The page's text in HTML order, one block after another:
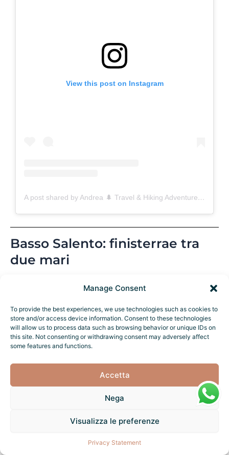
Manage Consent
To provide the best experiences, we use technologies such as cookies to
store and/or access device information. Consent to these technologies
will allow us to process data such as browsing behavior or unique IDs on
this site. Not consenting or withdrawing consent may adversely affect
some features and functions.
Accetta
Nega
Visualizza le preferenze
Privacy Statement
View this post on Instagram
A post shared by Andrea 🌲 Travel & Hiking Adventures (@andrea.walks)
Basso Salento: finisterrae tra
due mari
Il Basso Salento è il punto più meridionale e
selvaggio (estremo sud: faro di Leuca,
39°47’43″N), dove la penisola si assottiglia a
soli 40 km di larghezza e i due mari si
incontrano simbolicamente a Santa Maria di
Leuca (dal latino “De Finibus Terrae”, fine
della terra). Qui il paesaggio cambia
radicalmente: meno verde e coltivato, più
roccioso, con scogliere a strapiombo che
raggiungono 60-70 metri (zona Castro-Santa
Cesarea), grotte marine accessibili in barca
luce accecante che ricorda le isole greche.